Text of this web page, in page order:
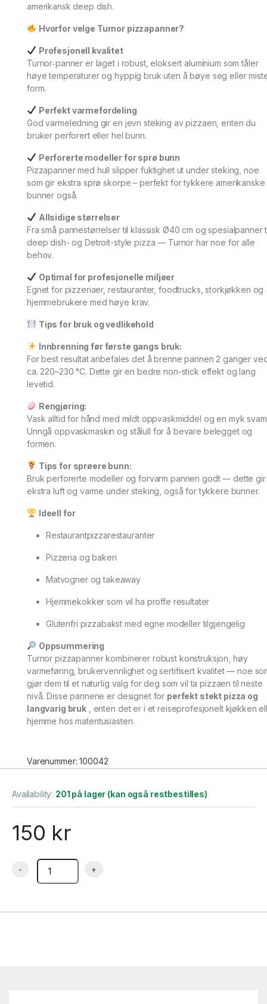
amerikansk deep dish.
Hvorfor velge Turnor pizzapanner?
Profesjonell kvalitet
Turnor‑panner er laget i robust, eloksert aluminium som tåler
høye temperaturer og hyppig bruk uten å bøye seg eller
form.
Perfekt varmefordeling
God varmeledning gir en jevn steking av pizzaen, enten du
bruker perforert eller hel bunn.
Perforerte modeller for sprø bunn
Pizzapanner med hull slipper fuktighet ut under steking, noe
som gir ekstra sprø skorpe – perfekt for tykkere amerikanske
bunner også.
Allsidige størrelser
Fra små pannestørrelser til klassisk Ø40 cm og spesialpanner
deep dish- og Detroit-style pizza — Turnor har noe for alle
behov.
Optimal for profesjonelle miljøer
Egnet for pizzeriaer, restauranter, foodtrucks, storkjøkken og
hjemmebrukere med høye krav.
Tips for bruk og vedlikehold
Innbrenning før første gangs bruk:
For best resultat anbefales det å brenne pannen 2 ganger
ca. 220–230 °C. Dette gir en bedre non-stick effekt og lang
levetid.
Rengjøring:
Vask alltid for hånd med mildt oppvaskmiddel og en myk
Unngå oppvaskmaskin og stålull for å bevare belegget og
formen.
Tips for sprøere bunn:
Bruk perforerte modeller og forvarm pannen godt — dette gir
ekstra luft og varme under steking, også for tykkere bunner.
Ideell for
Restaurantpizzarestauranter
Pizzeria og bakeri
Matvogner og takeaway
Hjemmekokker som vil ha proffe resultater
Glutenfri pizzabakst med egne modeller tilgjengelig
Oppsummering
Turnor pizzapanner kombinerer robust konstruksjon, høy
varmeføring, brukervennlighet og sertifisert kvalitet — noe
gjør dem til et naturlig valg for deg som vil ta pizzaen til neste
nivå. Disse pannene er designet for perfekt stekt pizza og
langvarig bruk , enten det er i et reiseprofesjonelt kjøkken
hjemme hos matentusiasten.
Varenummer: 100042
Availability: 201 på lager (kan også restbestilles)
150 kr
Pizzapanne Ø16,5 cm – Turnor quantity